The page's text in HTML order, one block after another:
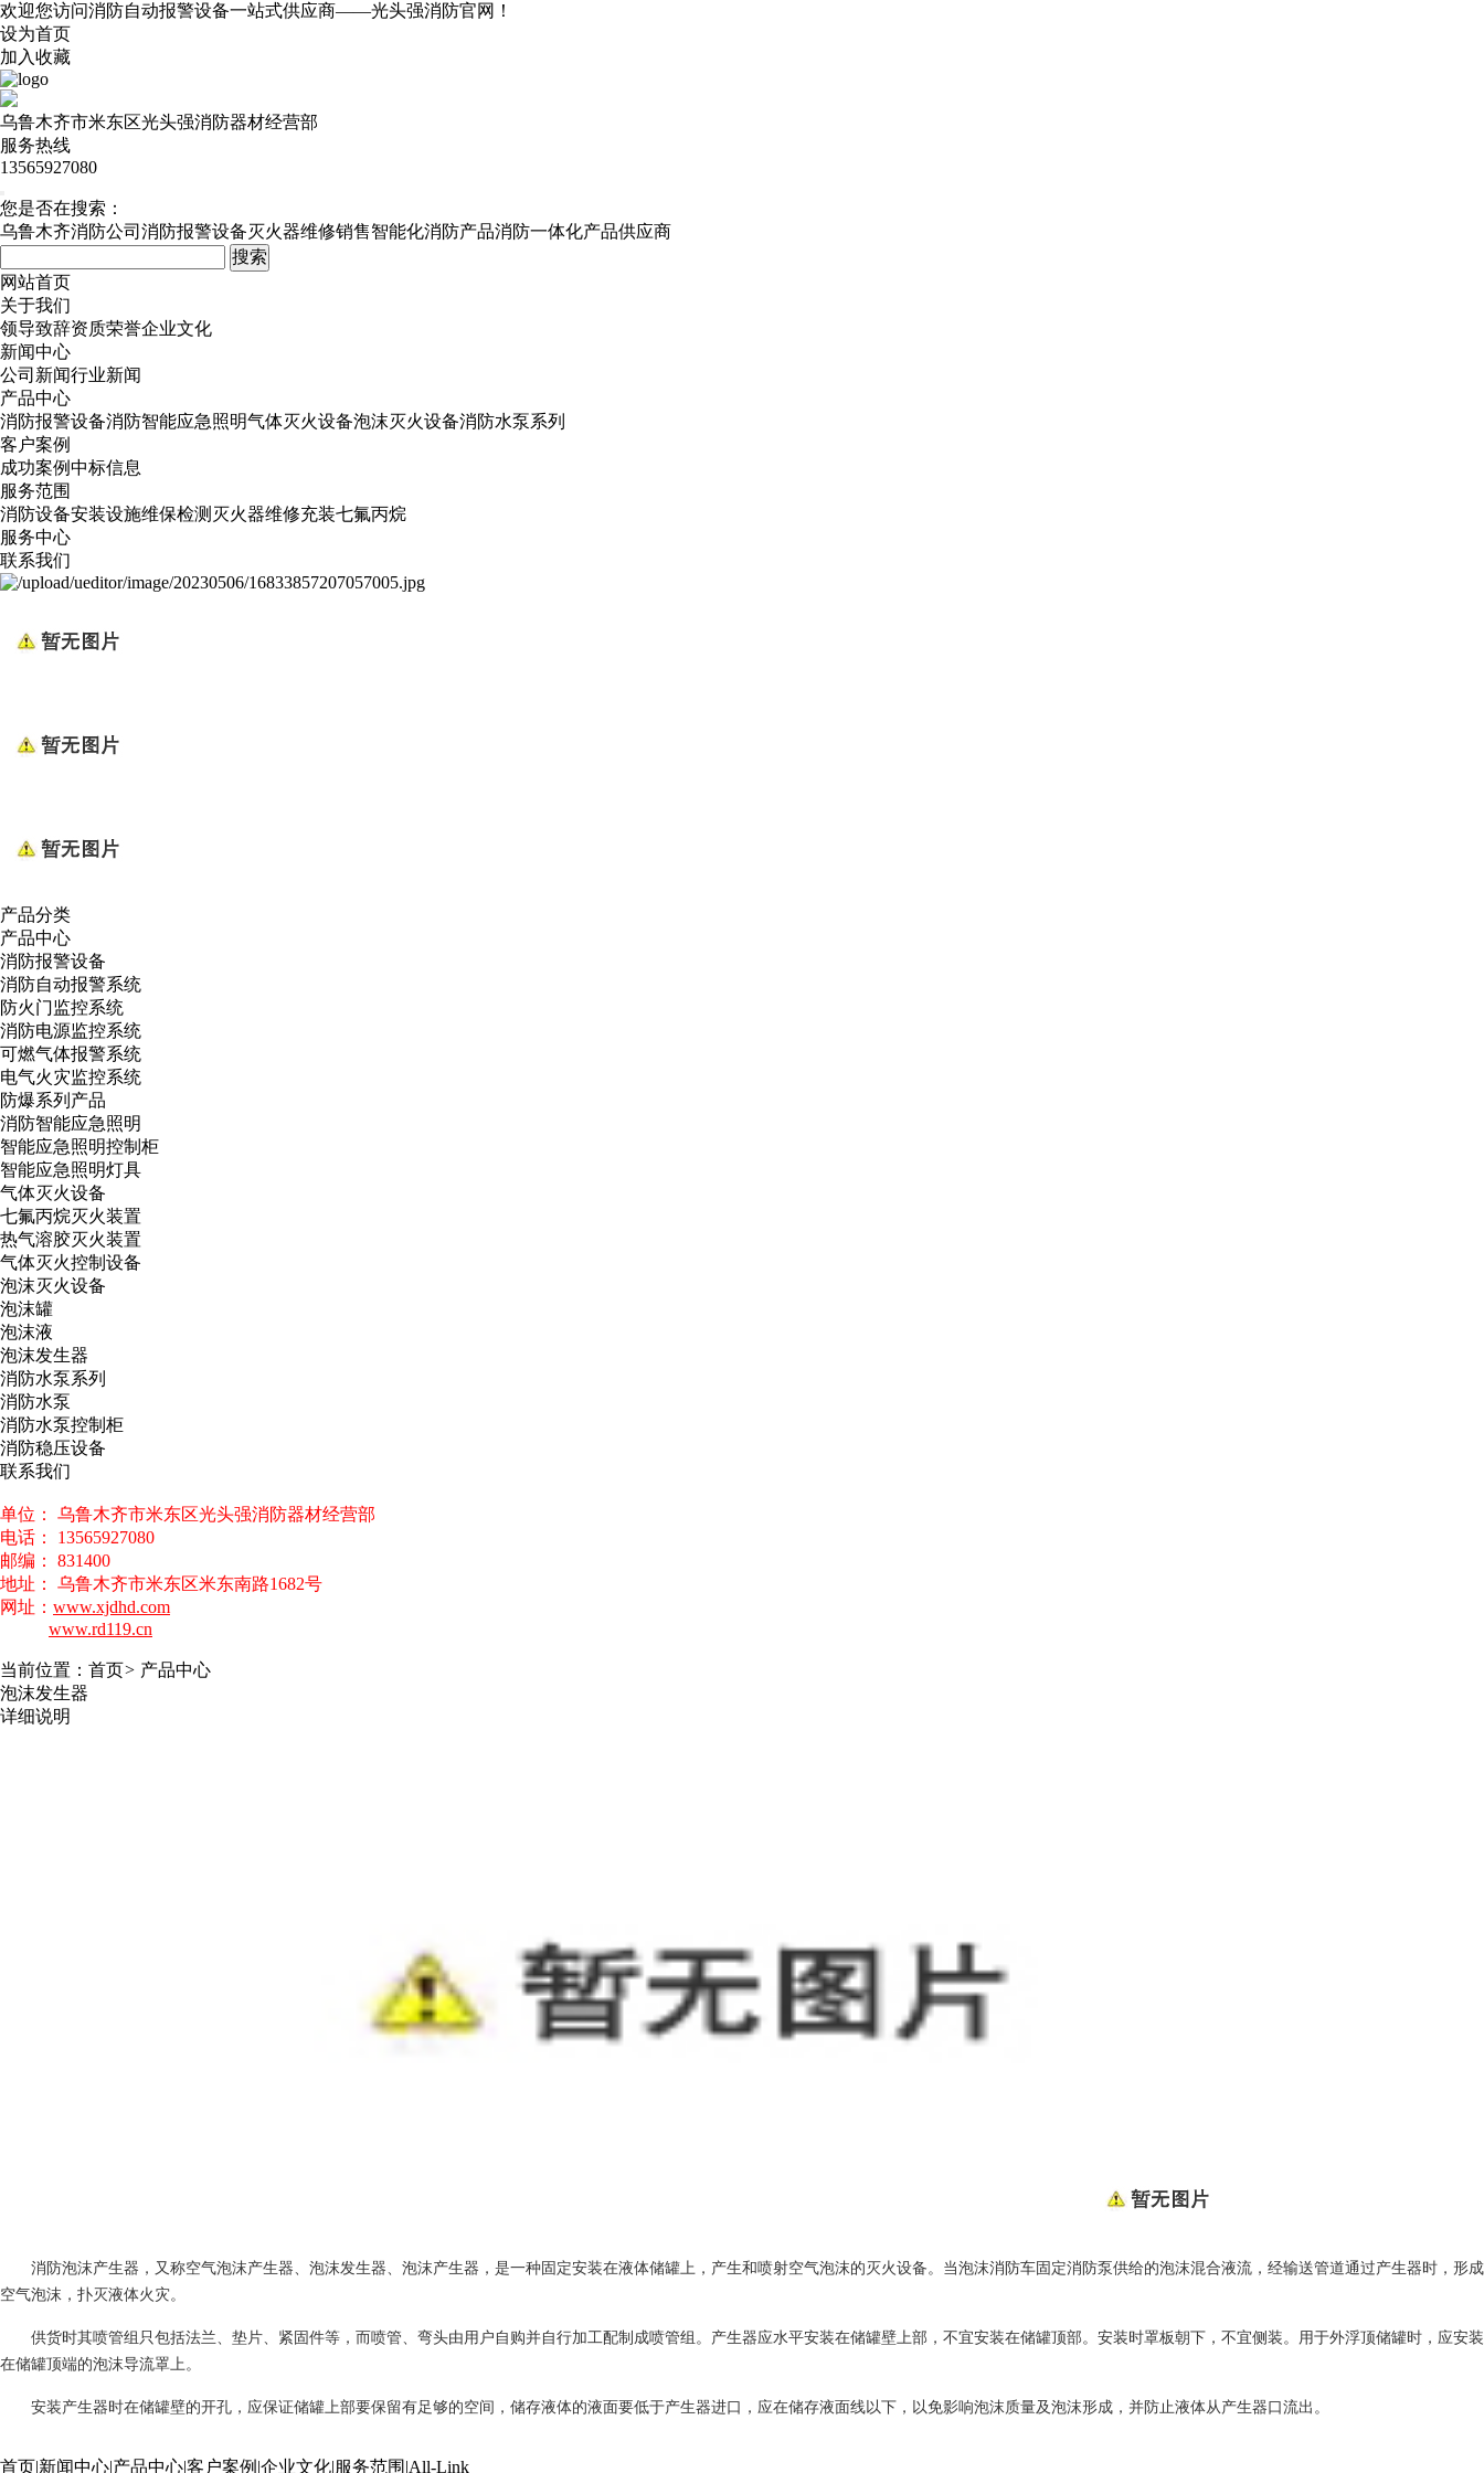
欢迎您访问消防自动报警设备一站式供应商——光头强消防官网！
设为首页
加入收藏
乌鲁木齐市米东区光头强消防器材经营部
服务热线
13565927080
您是否在搜索：
乌鲁木齐消防公司 消防报警设备灭火器维修销售智能化消防产品消防一体化产品供应商
网站首页
关于我们
领导致辞资质荣誉企业文化
新闻中心
公司新闻行业新闻
产品中心
消防报警设备消防智能应急照明气体灭火设备泡沫灭火设备消防水泵系列
客户案例
成功案例中标信息
服务范围
消防设备安装设施维保检测 灭火器维修充装七氟丙烷
服务中心
联系我们
产品分类
产品中心
消防报警设备
消防自动报警系统
防火门监控系统
消防电源监控系统
可燃气体报警系统
电气火灾监控系统
防爆系列产品
消防智能应急照明
智能应急照明控制柜
智能应急照明灯具
气体灭火设备
七氟丙烷灭火装置
热气溶胶灭火装置
气体灭火控制设备
泡沫灭火设备
泡沫罐
泡沫液
泡沫发生器
消防水泵系列
消防水泵
消防水泵控制柜
消防稳压设备
联系我们
单位： 乌鲁木齐市米东区光头强消防器材经营部
电话： 13565927080
邮编： 831400
地址： 乌鲁木齐市米东区米东南路1682号
网址： www.xjdhd.com
www.rd119.cn
当前位置： 首页> 产品中心
泡沫发生器
详细说明
消防泡沫产生器，又称空气泡沫产生器、泡沫发生器、泡沫产生器，是一种固定安装在液体储罐上，产生和喷射空气泡沫的灭火设备。当泡沫消防车固定消防泵供给的泡沫混合液流，经输送管道通过产生器时，形成
空气泡沫，扑灭液体火灾。
供货时其喷管组只包括法兰、垫片、紧固件等，而喷管、弯头由用户自购并自行加工配制成喷管组。产生器应水平安装在储罐壁上部，不宜安装在储罐顶部。安装时罩板朝下，不宜侧装。用于外浮顶储罐时，应安装
在储罐顶端的泡沫导流罩上。
安装产生器时在储罐壁的开孔，应保证储罐上部要保留有足够的空间，储存液体的液面要低于产生器进口，应在储存液面线以下，以免影响泡沫质量及泡沫形成，并防止液体从产生器口流出。
首页|新闻中心|产品中心|客户案例 |企业文化|服务范围 |All-Link